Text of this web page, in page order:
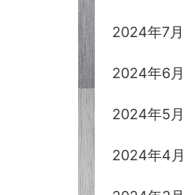
2024年7月
2024年6月
2024年5月
2024年4月